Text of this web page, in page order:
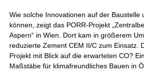
Wie solche Innovationen auf der Baustelle
können, zeigt das PORR-Projekt
Aspern“ in Wien. Dort kam in größerem
reduzierte Zement CEM II/C zum Einsatz.
Projekt mit Blick auf die erwarteten CO?
Maßstäbe für klimafreundliches Bauen in